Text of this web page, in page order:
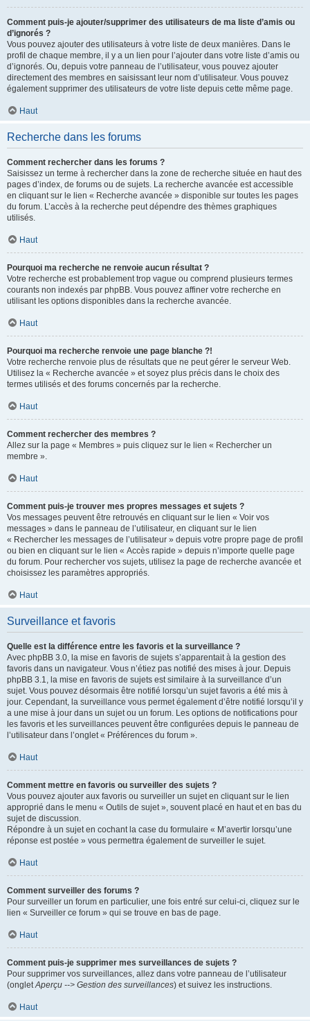
Comment puis-je ajouter/supprimer des utilisateurs de ma liste d’amis ou
d’ignorés ?
Vous pouvez ajouter des utilisateurs à votre liste de deux manières. Dans le
profil de chaque membre, il y a un lien pour l’ajouter dans votre liste d’amis ou
d’ignorés. Ou, depuis votre panneau de l’utilisateur, vous pouvez ajouter
directement des membres en saisissant leur nom d’utilisateur. Vous pouvez
également supprimer des utilisateurs de votre liste depuis cette même page.
Haut
Recherche dans les forums
Comment rechercher dans les forums ?
Saisissez un terme à rechercher dans la zone de recherche située en haut des
pages d’index, de forums ou de sujets. La recherche avancée est accessible
en cliquant sur le lien « Recherche avancée » disponible sur toutes les pages
du forum. L’accès à la recherche peut dépendre des thèmes graphiques
utilisés.
Haut
Pourquoi ma recherche ne renvoie aucun résultat ?
Votre recherche est probablement trop vague ou comprend plusieurs termes
courants non indexés par phpBB. Vous pouvez affiner votre recherche en
utilisant les options disponibles dans la recherche avancée.
Haut
Pourquoi ma recherche renvoie une page blanche ?!
Votre recherche renvoie plus de résultats que ne peut gérer le serveur Web.
Utilisez la « Recherche avancée » et soyez plus précis dans le choix des
termes utilisés et des forums concernés par la recherche.
Haut
Comment rechercher des membres ?
Allez sur la page « Membres » puis cliquez sur le lien « Rechercher un
membre ».
Haut
Comment puis-je trouver mes propres messages et sujets ?
Vos messages peuvent être retrouvés en cliquant sur le lien « Voir vos
messages » dans le panneau de l’utilisateur, en cliquant sur le lien
« Rechercher les messages de l’utilisateur » depuis votre propre page de profil
ou bien en cliquant sur le lien « Accès rapide » depuis n’importe quelle page
du forum. Pour rechercher vos sujets, utilisez la page de recherche avancée et
choisissez les paramètres appropriés.
Haut
Surveillance et favoris
Quelle est la différence entre les favoris et la surveillance ?
Avec phpBB 3.0, la mise en favoris de sujets s’apparentait à la gestion des
favoris dans un navigateur. Vous n’étiez pas notifié des mises à jour. Depuis
phpBB 3.1, la mise en favoris de sujets est similaire à la surveillance d’un
sujet. Vous pouvez désormais être notifié lorsqu’un sujet favoris a été mis à
jour. Cependant, la surveillance vous permet également d’être notifié lorsqu’il y
a une mise à jour dans un sujet ou un forum. Les options de notifications pour
les favoris et les surveillances peuvent être configurées depuis le panneau de
l’utilisateur dans l’onglet « Préférences du forum ».
Haut
Comment mettre en favoris ou surveiller des sujets ?
Vous pouvez ajouter aux favoris ou surveiller un sujet en cliquant sur le lien
approprié dans le menu « Outils de sujet », souvent placé en haut et en bas du
sujet de discussion.
Répondre à un sujet en cochant la case du formulaire « M’avertir lorsqu’une
réponse est postée » vous permettra également de surveiller le sujet.
Haut
Comment surveiller des forums ?
Pour surveiller un forum en particulier, une fois entré sur celui-ci, cliquez sur le
lien « Surveiller ce forum » qui se trouve en bas de page.
Haut
Comment puis-je supprimer mes surveillances de sujets ?
Pour supprimer vos surveillances, allez dans votre panneau de l’utilisateur
(ongletAperçu --> Gestion des surveillances) et suivez les instructions.
Haut